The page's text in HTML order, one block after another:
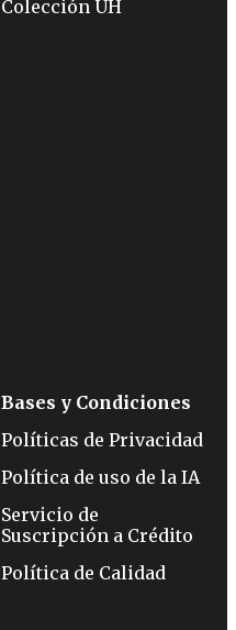
Colección ÚH
Bases y Condiciones
Políticas de Privacidad
Política de uso de la IA
Servicio de
Suscripción a Crédito
Política de Calidad